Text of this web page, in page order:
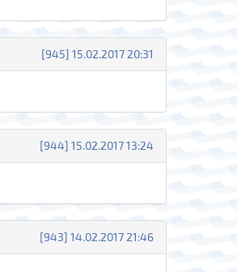
[945] 15.02.2017 20:31
[944] 15.02.2017 13:24
[943] 14.02.2017 21:46